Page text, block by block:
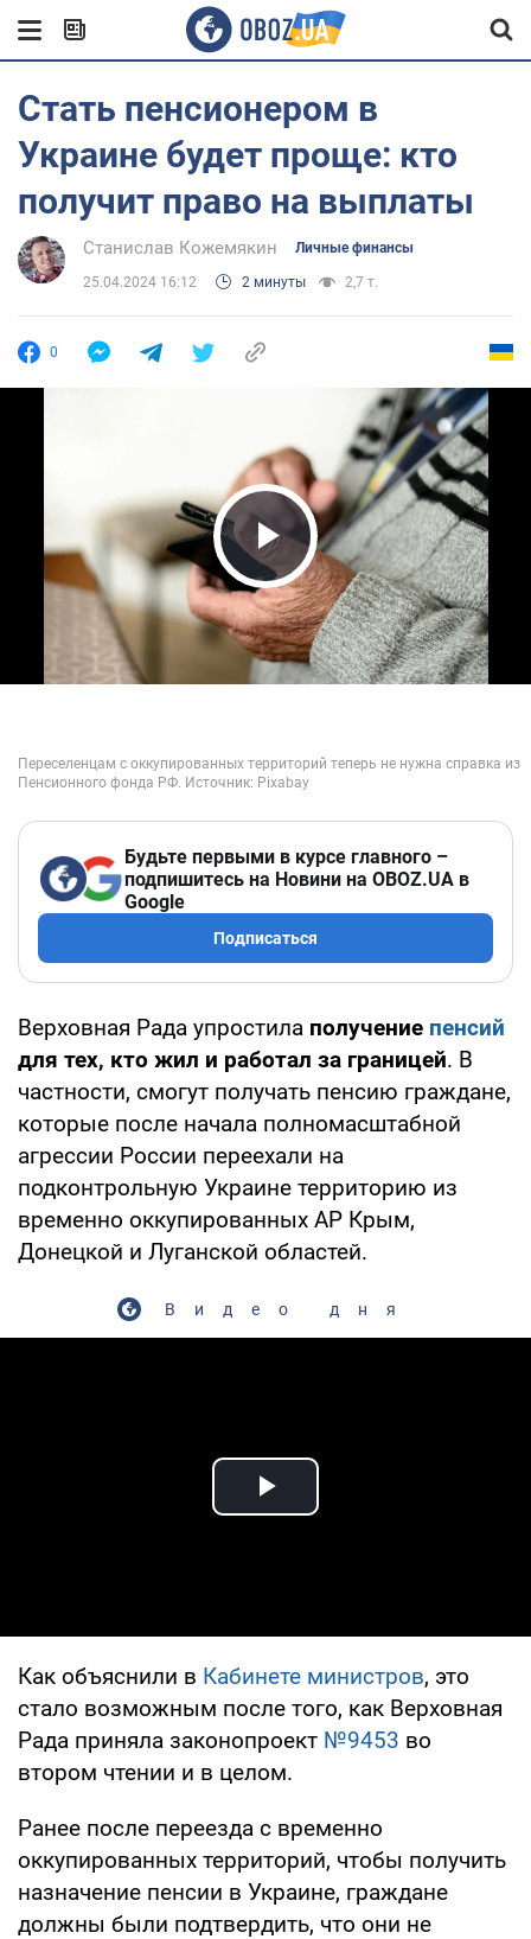
Стать пенсионером в
Украине будет проще: кто
получит право на выплаты
Станислав Кожемякин Личные финансы
25.04.2024 16:12 2 минуты 2,7 т.
0
Play Video
Будьте первыми в курсе главного –
подпишитесь на Новини на OBOZ.UA в
Google
Подписаться
Верховная Рада упростила получение пенсий
для тех, кто жил и работал за границей. В
частности, смогут получать пенсию граждане,
которые после начала полномасштабной
агрессии России переехали на
подконтрольную Украине территорию из
временно оккупированных АР Крым,
Донецкой и Луганской областей.
Видео дня
Play Video
Как объяснили в Кабинете министров, это
стало возможным после того, как Верховная
Рада приняла законопроект №9453 во
втором чтении и в целом.
Ранее после переезда с временно
оккупированных территорий, чтобы получить
назначение пенсии в Украине, граждане
должны были подтвердить, что они не